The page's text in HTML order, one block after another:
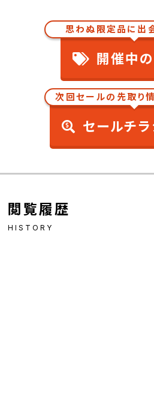
思わぬ限定品に出
開催中
次回セールの先取り
セールチ
閲覧履歴
HISTORY